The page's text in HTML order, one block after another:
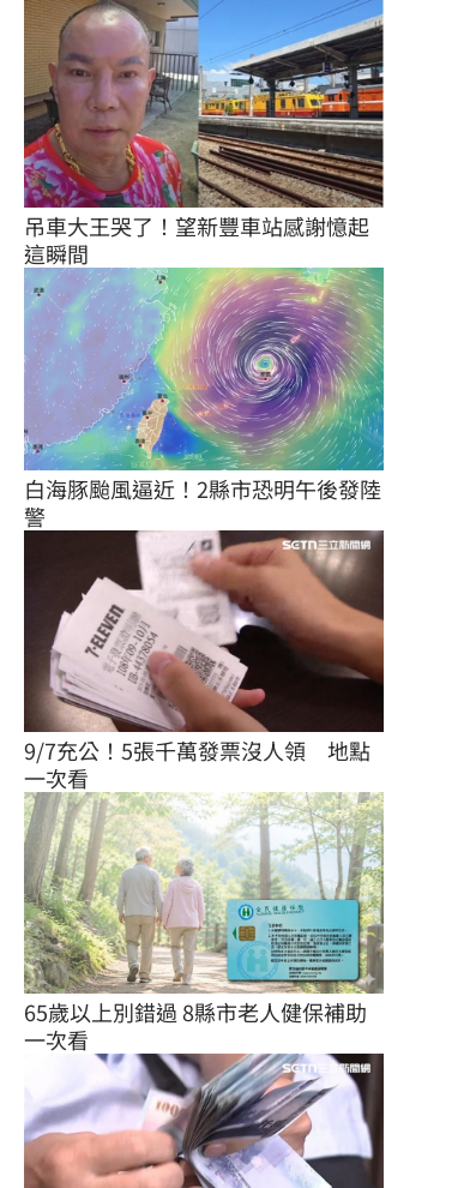
吊車大王哭了！望新豐車站感謝憶起
這瞬間
白海豚颱風逼近！2縣市恐明午後發陸
警
9/7充公！5張千萬發票沒人領　地點
一次看
65歲以上別錯過 8縣市老人健保補助
一次看